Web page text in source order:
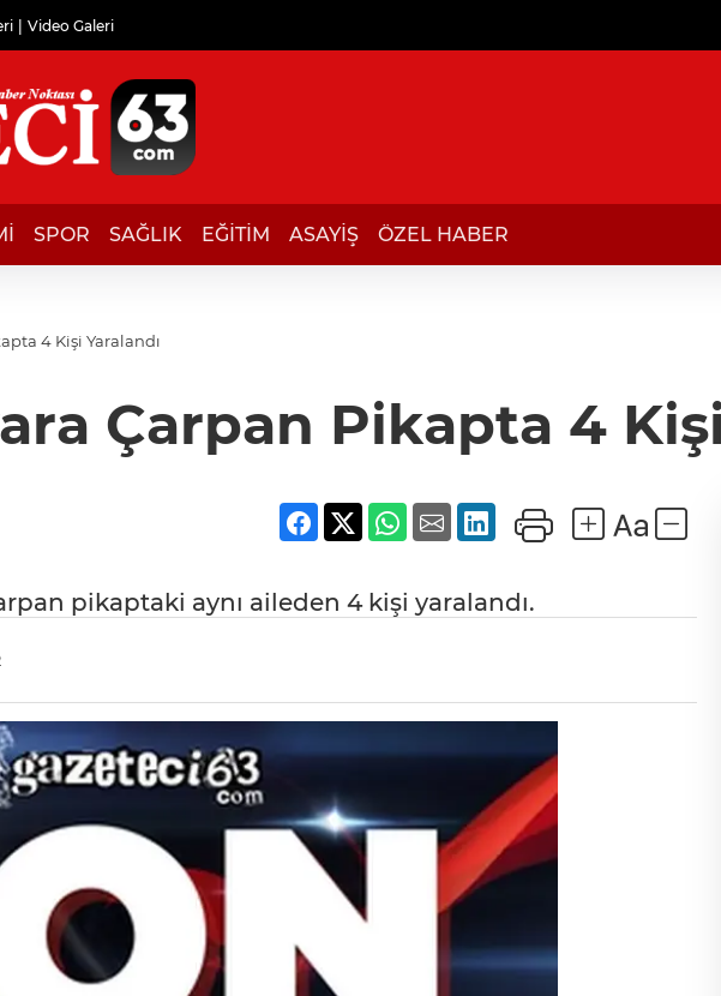
Video Galeri
SPOR SAĞLIK EĞİTİM ASAYİŞ ÖZEL HABER
4 Kişi Yaralandı
Çarpan Pikapta 4
pikaptaki aynı aileden 4 kişi yaralandı.